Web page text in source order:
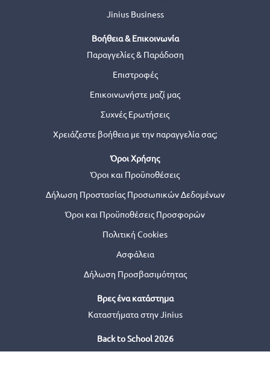
Jinius Business
Βοήθεια & Επικοινωνία
Παραγγελίες & Παράδοση
Επιστροφές
Επικοινωνήστε μαζί μας
Συχνές Ερωτήσεις
Χρειάζεστε βοήθεια με την παραγγελία σας;
Όροι Χρήσης
Όροι και Προϋποθέσεις
Δήλωση Προστασίας Προσωπικών Δεδομένων
Όροι και Προϋποθέσεις Προσφορών
Πολιτική Cookies
Ασφάλεια
Δήλωση Προσβασιμότητας
Βρες ένα κατάστημα
Καταστήματα στην Jinius
Back to School 2026